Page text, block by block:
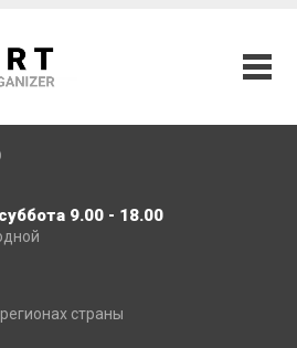
9.00 - 18.00
страны